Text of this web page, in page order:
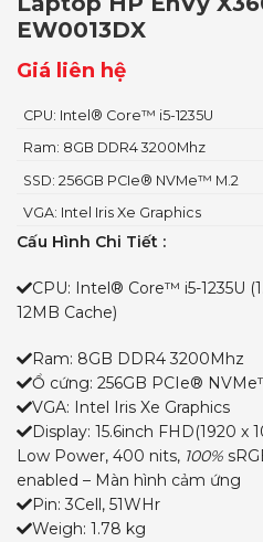
EW0013DX
Giá liên hệ
CPU: Intel® Core™ i5-1235U
Ram: 8GB DDR4 3200Mhz
SSD: 256GB PCIe® NVMe™ M.2
VGA: Intel Iris Xe Graphics
Cấu Hình Chi Tiết :
CPU: Intel® Core™ i5-1235U
12MB Cache)
Ram: 8GB DDR4 3200Mhz
Ổ cứng: 256GB PCIe®
VGA: Intel Iris Xe Graphics
Display: 15.6inch FHD(1920 x
Low Power, 400 nits, 100%
enabled – Màn hình cảm ứng
Pin: 3Cell, 51WHr
Weigh: 1.78 kg